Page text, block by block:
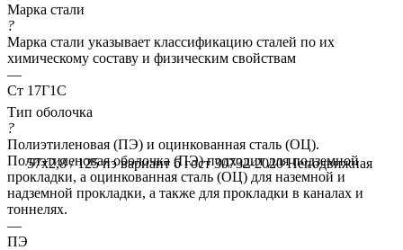
57x2,8 / 125 пэ вариант б гост 30732-2020 Неподвижная
Марка стали
?
Марка стали указывает классификацию сталей по их
химическому составу и физическим свойствам
—
Ст 17Г1С
Тип оболочка
?
Полиэтиленовая (ПЭ) и оцинкованная сталь (ОЦ).
Полиэтиленовая оболочка (ПЭ) подходит для подземной
прокладки, а оцинкованная сталь (ОЦ) для наземной и
надземной прокладки, а также для прокладки в каналах и
тоннелях.
—
ПЭ